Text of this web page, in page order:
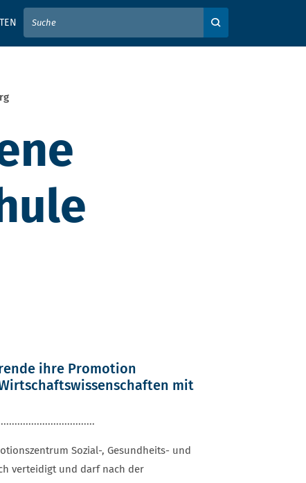
IHREN SUCHBEGRIFF EIN
ihre Promotion
mit
Sozial-, Gesundheits- und
verteidigt und darf nach der